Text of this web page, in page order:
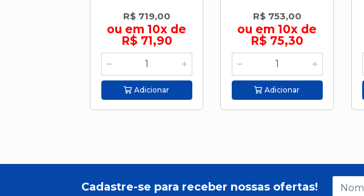
R$ 719,00
ou em 10x de
R$ 71,90
Adicionar
R$ 753,00
ou em 10x de
R$ 75,30
Adicionar
Cadastre-se para receber nossas ofertas!